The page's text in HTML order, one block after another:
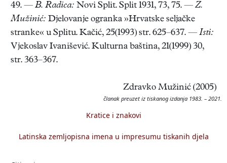
49. — B. Radica: Novi Split. Split 1931, 73, 75. — Z.
Mužinić: Djelovanje ogranka »Hrvatske seljačke
stranke« u Splitu. Kačić, 25(1993) str. 625–637. — Isti:
Vjekoslav Ivanišević. Kulturna baština, 21(1999) 30,
str. 363–367.
Zdravko Mužinić (2005)
članak preuzet iz tiskanog izdanja 1983. – 2021.
Kratice i znakovi
Latinska zemljopisna imena u impresumu tiskanih djela